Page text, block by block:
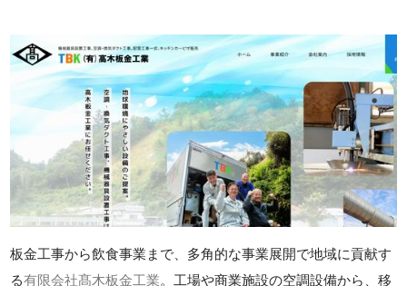
板金工事から飲食事業まで、多角的な事業展開で地域に貢献す
る有限会社髙木板金工業。工場や商業施設の空調設備から、移